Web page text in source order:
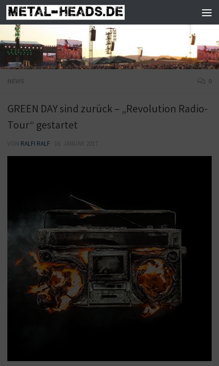
Zum Inhalt springen
NEWS 0
GREEN DAY sind zurück – „Revolution Radio-
Tour“ gestartet
VON RALFI RALF 16. JANUAR 2017